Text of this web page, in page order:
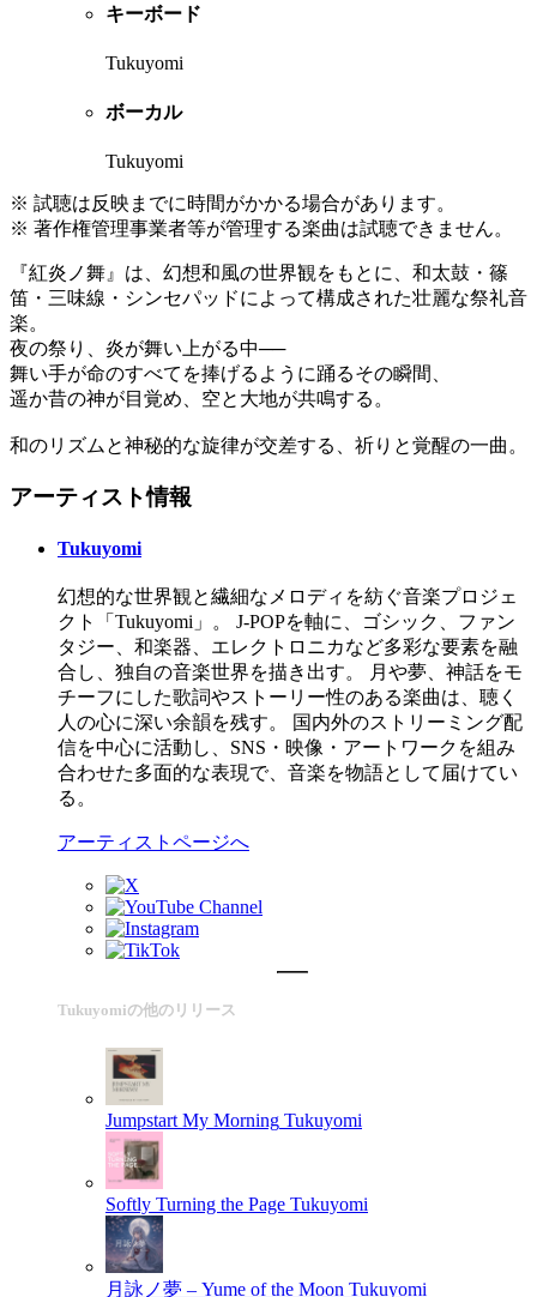
キーボード
Tukuyomi
ボーカル
Tukuyomi
※ 試聴は反映までに時間がかかる場合があります。
※ 著作権管理事業者等が管理する楽曲は試聴できません。
『紅炎ノ舞』は、幻想和風の世界観をもとに、和太鼓・篠
笛・三味線・シンセパッドによって構成された壮麗な祭礼音
楽。
夜の祭り、炎が舞い上がる中──
舞い手が命のすべてを捧げるように踊るその瞬間、
遥か昔の神が目覚め、空と大地が共鳴する。
和のリズムと神秘的な旋律が交差する、祈りと覚醒の一曲。
アーティスト情報
Tukuyomi
幻想的な世界観と繊細なメロディを紡ぐ音楽プロジェ
クト「Tukuyomi」。 J-POPを軸に、ゴシック、ファン
タジー、和楽器、エレクトロニカなど多彩な要素を融
合し、独自の音楽世界を描き出す。 月や夢、神話をモ
チーフにした歌詞やストーリー性のある楽曲は、聴く
人の心に深い余韻を残す。 国内外のストリーミング配
信を中心に活動し、SNS・映像・アートワークを組み
合わせた多面的な表現で、音楽を物語として届けてい
る。
アーティストページへ
Tukuyomiの他のリリース
Jumpstart My Morning Tukuyomi
Softly Turning the Page Tukuyomi
月詠ノ夢 – Yume of the Moon Tukuyomi